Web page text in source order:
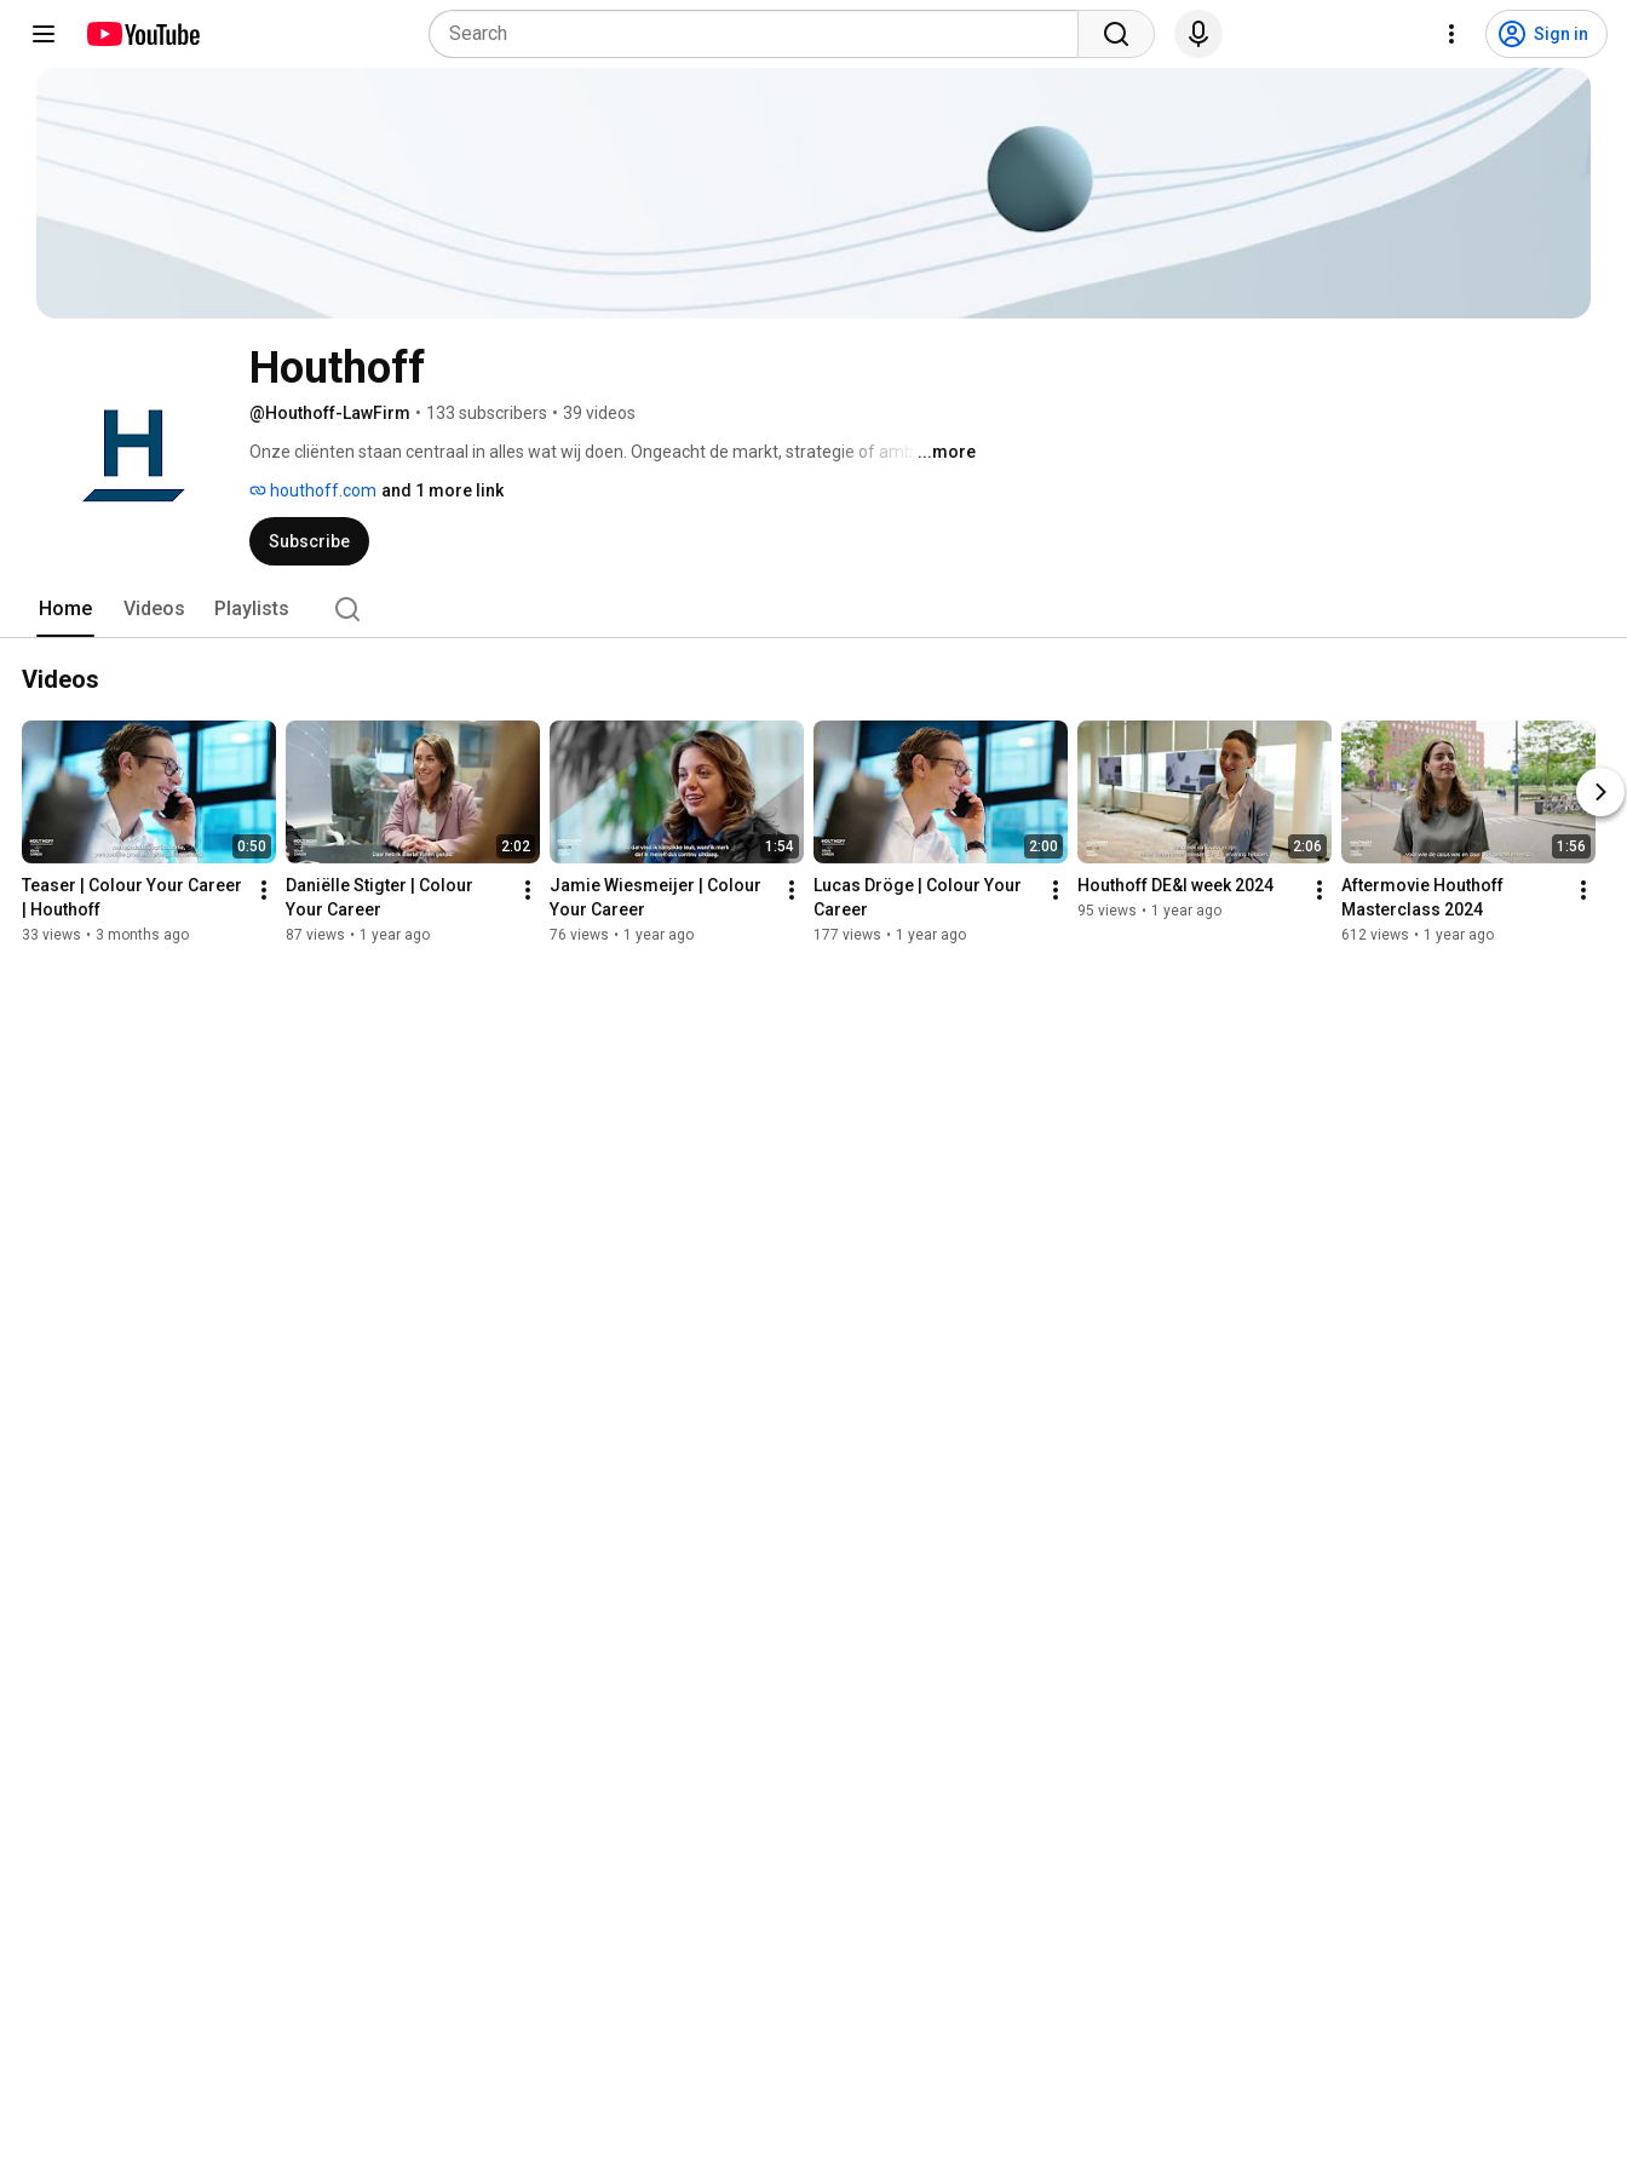
Sign in
Houthoff
@Houthoff-LawFirm • 133 subscribers • 39 videos
Onze cliënten staan centraal in alles wat wij doen. Ongeacht de markt, strategie of ambitie,
ook als adviseur en sectorexpert. Wij zijn Houthoff. Een onafhankelijk, Nederlands full-service
advocatenkantoor.
...more
houthoff.com and 1 more link
Subscribe
Home Videos Playlists
Videos
0:50
Teaser | Colour Your Career
| Houthoff
33 views • 3 months ago
2:02
Daniëlle Stigter | Colour
Your Career
87 views • 1 year ago
1:54
Jamie Wiesmeijer | Colour
Your Career
76 views • 1 year ago
2:00
Lucas Dröge | Colour Your
Career
177 views • 1 year ago
2:06
Houthoff DE&I week 2024
95 views • 1 year ago
1:56
Aftermovie Houthoff
Masterclass 2024
612 views • 1 year ago